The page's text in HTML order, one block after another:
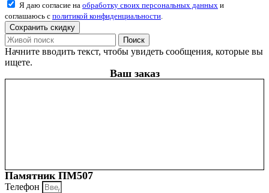
Я даю согласие на обработку своих персональных данных и
соглашаюсь с политикой конфиденциальности.
Сохранить скидку
Поиск
Начните вводить текст, чтобы увидеть сообщения, которые вы
ищете.
Ваш заказ
Памятник ПМ507
Телефон